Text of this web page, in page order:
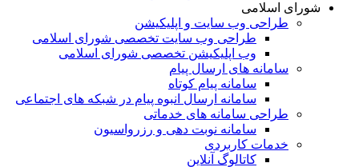
شورای اسلامی
طراحی وب سایت و اپلیکیشن
طراحی وب سایت تخصصی شورای اسلامی
وب اپلیکیشن تخصصی شورای اسلامی
سامانه های ارسال پیام
سامانه پیام کوتاه
سامانه ارسال انبوه پیام در شبکه های اجتماعی
طراحی سامانه های خدماتی
سامانه نوبت دهی و رزرواسیون
خدمات کاربردی
کاتالوگ آنلاین